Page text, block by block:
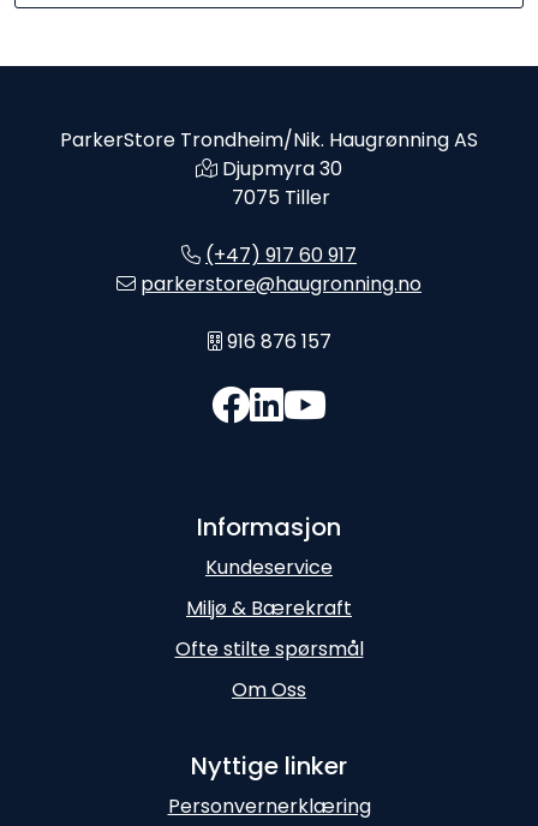
ParkerStore Trondheim/Nik. Haugrønning AS
Djupmyra 30
7075 Tiller
(+47) 917 60 917
parkerstore@haugronning.no
916 876 157
Informasjon
Kundeservice
Miljø & Bærekraft
Ofte stilte spørsmål
Om Oss
Nyttige linker
Personvernerklæring